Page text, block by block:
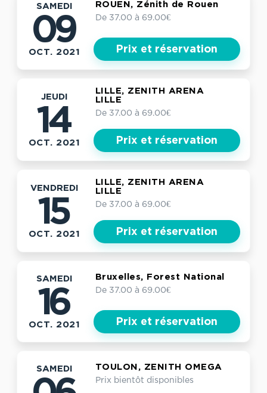
SAMEDI
09
OCT. 2021
ROUEN, Zénith de Rouen
De 37.00 à 69.00€
Prix et réservation
JEUDI
14
OCT. 2021
LILLE, ZENITH ARENA
LILLE
De 37.00 à 69.00€
Prix et réservation
VENDREDI
15
OCT. 2021
LILLE, ZENITH ARENA
LILLE
De 37.00 à 69.00€
Prix et réservation
SAMEDI
16
OCT. 2021
Bruxelles, Forest National
De 37.00 à 69.00€
Prix et réservation
SAMEDI TOULON, ZENITH OMEGA
Prix bientôt disponibles